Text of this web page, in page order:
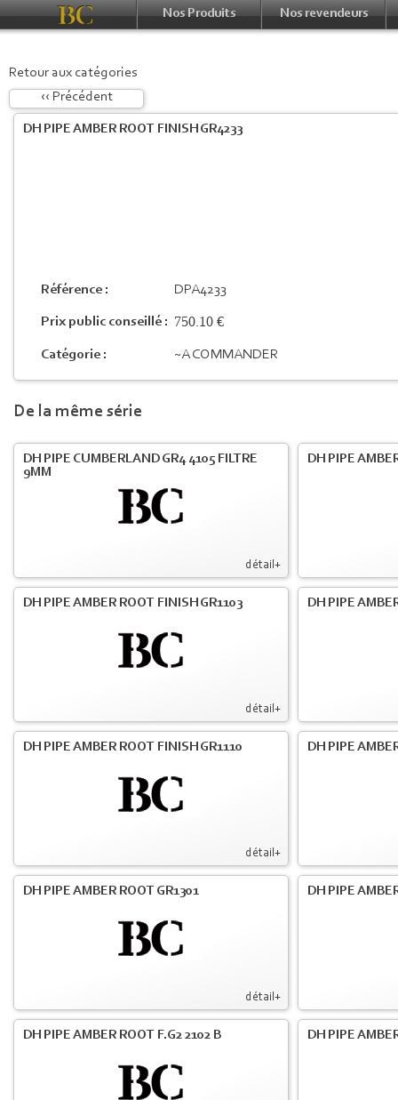
Nos Produits Nos revendeurs
Retour aux catégories
‹‹ Précédent
DH PIPE AMBER ROOT FINISH GR4233
Référence : DPA4233
Prix public conseillé : 750.10 €
Catégorie : ~A COMMANDER
De la même série
détail+
DH PIPE CUMBERLAND GR4 4105 FILTRE
9MM
DH PIPE
détail+
DH PIPE AMBER ROOT FINISH GR1103 DH PIPE
détail+
DH PIPE AMBER ROOT FINISH GR1110 DH PIPE
détail+
DH PIPE AMBER ROOT GR1301 DH PIPE
DH PIPE AMBER ROOT F.G2 2102 B DH PIPE